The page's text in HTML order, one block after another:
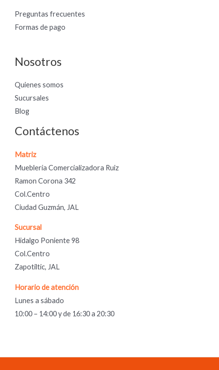
Preguntas frecuentes
Formas de pago
Nosotros
Quienes somos
Sucursales
Blog
Contáctenos
Matriz
Mueblería Comercializadora Ruiz
Ramon Corona 342
Col.Centro
Ciudad Guzmán, JAL
Sucursal
Hidalgo Poniente 98
Col.Centro
Zapotiltic, JAL
Horario de atención
Lunes a sábado
10:00 – 14:00 y de 16:30 a 20:30